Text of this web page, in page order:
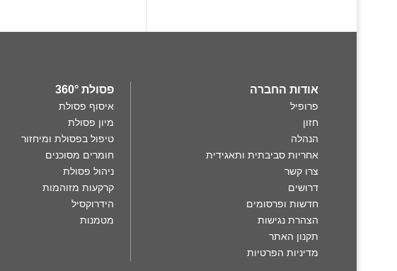
אודות החברה
פרופיל
חזון
הנהלה
אחריות סביבתית ותאגידית
צרו קשר
דרושים
חדשות ופרסומים
הצהרת נגישות
תקנון האתר
מדיניות הפרטיות
פסולת 360°
איסוף פסולת
מיון פסולת
טיפול בפסולת ומיחזור
חומרים מסוכנים
ניהול פסולת
קרקעות מזוהמות
הידרוקסיל
מטמנות